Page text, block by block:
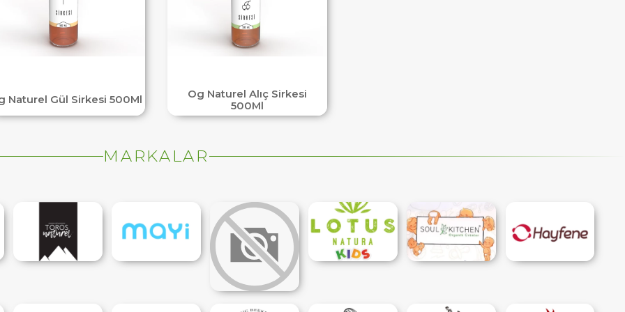
Naturel Gül Sirkesi 500Ml
Og Naturel Alıç Sirkesi
500Ml
MARKALAR